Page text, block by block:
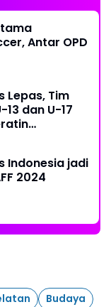
Antar OPD
Lepas, Tim
13 dan U-17
Indonesia jadi
2024
Budaya